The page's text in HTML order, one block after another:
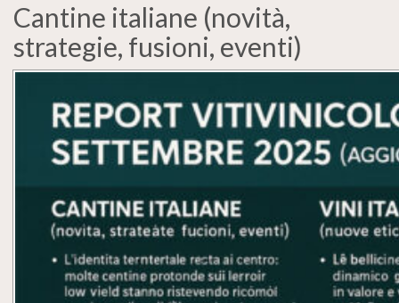
Cantine italiane (novità,
strategie, fusioni, eventi)